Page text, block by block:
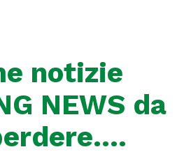
notizie
NEWS da